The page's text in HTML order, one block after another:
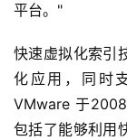
平台。"
快速虚拟化索引
化应用，同时
VMware 于
包括了能够利用